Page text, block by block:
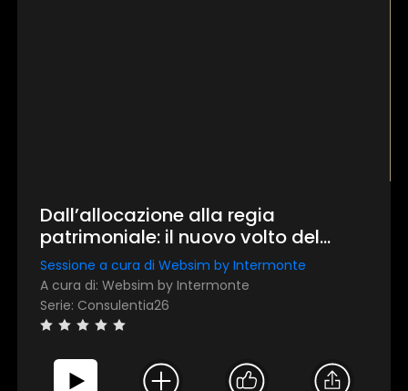
Dall’allocazione alla regia
patrimoniale: il nuovo volto del
consulente
Sessione a cura di Websim by Intermonte
A cura di: Websim by Intermonte
Serie: Consulentia26